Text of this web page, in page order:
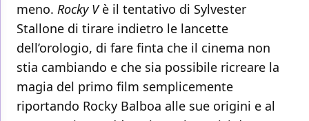
meno. Rocky Vè il tentativo di Sylvester
Stallone di tirare indietro le lancette
dell’orologio, di fare finta che il cinema non
stia cambiando e che sia possibile ricreare la
magia del primo film semplicemente
riportando Rocky Balboa alle sue origini e al